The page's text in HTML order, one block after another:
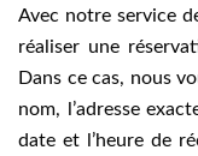
Avec notre service
réaliser une
Dans ce cas, nous
nom, l’adresse
date et l’heure de